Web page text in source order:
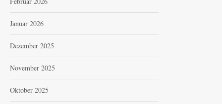
Januar 2026
Dezember 2025
November 2025
Oktober 2025